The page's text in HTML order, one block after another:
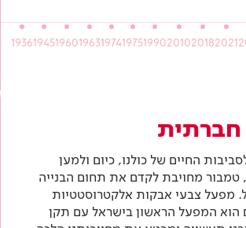
2021
2018
2010
1990
1975
1974
1963
1960
1945
1936
חברתית
החיים של כולנו, כיום ולמען
טמבור מחויבת לקדם את תחום הבנייה
מפעל צבעי אבקות אלקטרוסטטיות
הוא המפעל הראשון בישראל עם תקן